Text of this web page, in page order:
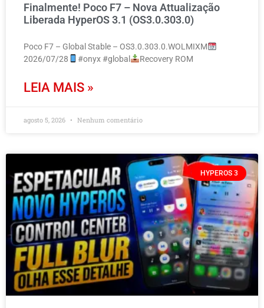
Finalmente! Poco F7 – Nova Attualização
Liberada HyperOS 3.1 (OS3.0.303.0)
Poco F7 – Global Stable – OS3.0.303.0.WOLMIXM
2026/07/28
#onyx #global Recovery ROM
LEIA MAIS »
agosto 5, 2026 Nenhum comentário
HYPEROS 3